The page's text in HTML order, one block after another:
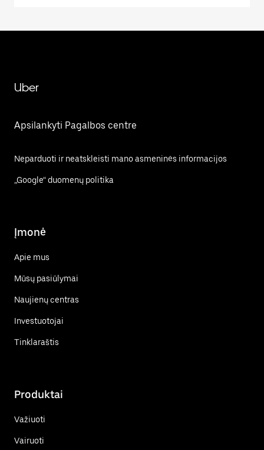
Uber
Apsilankyti Pagalbos centre
Neparduoti ir neatskleisti mano asmeninės informacijos
„Google“ duomenų politika
Įmonė
Apie mus
Mūsų pasiūlymai
Naujienų centras
Investuotojai
Tinklaraštis
Produktai
Važiuoti
Vairuoti